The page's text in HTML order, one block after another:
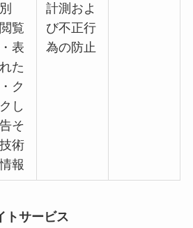
覧
表
た
ク
し
そ
術
報
計測およ
び不正行
為の防止
トサービス